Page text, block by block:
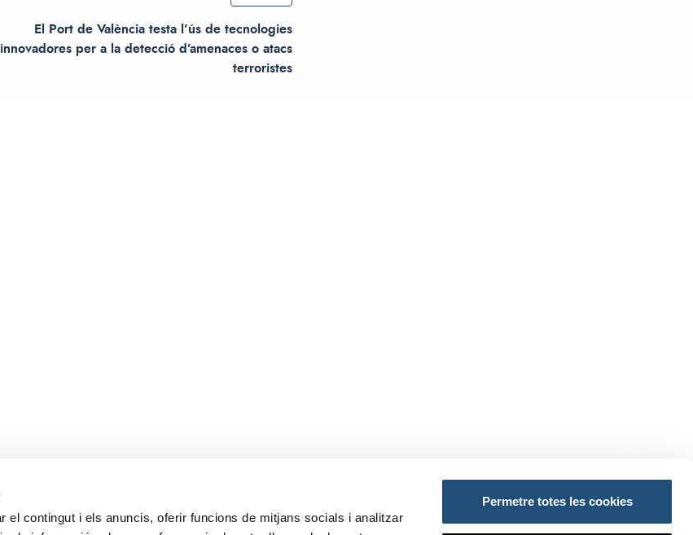
el contingut i els anuncis, oferir funcions de mitjans socials i analitzar
Permetre totes les cookies
El Port de València testa l’ús de tecnologies
innovadores per a la detecció d’amenaces o atacs
terroristes